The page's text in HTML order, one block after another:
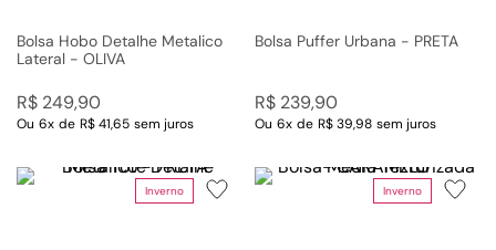
Bolsa Hobo Detalhe Metalico
Lateral - OLIVA
R$ 249,90
Ou 6x de R$ 41,65 sem juros
Bolsa Puffer Urbana - PRETA
R$ 239,90
Ou 6x de R$ 39,98 sem juros
Inverno Inverno